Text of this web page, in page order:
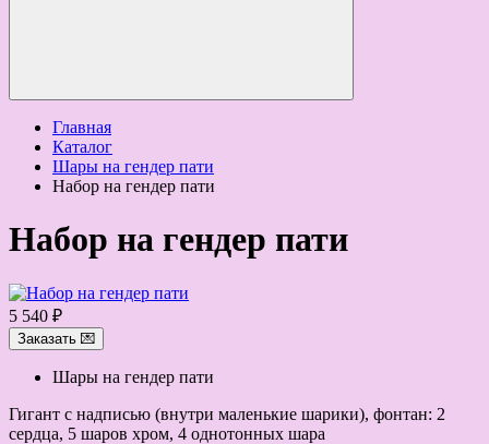
Главная
Каталог
Шары на гендер пати
Набор на гендер пати
Набор на гендер пати
5 540 ₽
Заказать 💌
Шары на гендер пати
Гигант с надписью (внутри маленькие шарики), фонтан: 2
сердца, 5 шаров хром, 4 однотонных шара